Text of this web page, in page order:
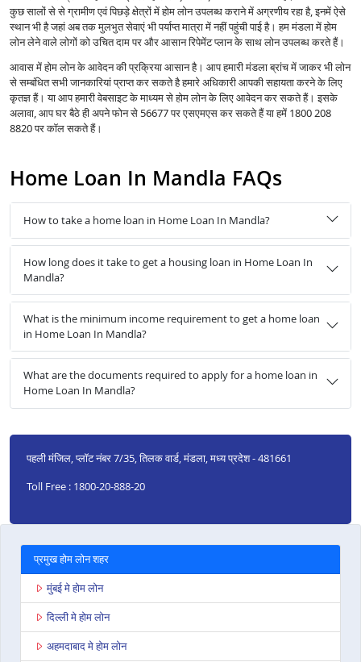
कुछ सालों से से ग्रामीण एवं पिछड़े क्षेत्रों में होम लोन उपलब्ध कराने में अग्रणीय रहा है, इनमें ऐसे
स्थान भी है जहां अब तक मुलभुत सेवाएं भी पर्याप्त मात्रा में नहीं पहुंची पाई है। हम मंडला में होम
लोन लेने वाले लोगों को उचित दाम पर और आसान रिपेमेंट प्लान के साथ लोन उपलब्ध करते हैं।
आवास में होम लोन के आवेदन की प्रक्रिया आसान है। आप हमारी मंडला ब्रांच में जाकर भी लोन
से सम्बंधित सभी जानकारियां प्राप्त कर सकते है हमारे अधिकारी आपकी सहायता करने के लिए
कृतज्ञ हैं। या आप हमारी वेबसाइट के माध्यम से होम लोन के लिए आवेदन कर सकते हैं। इसके
अलावा, आप घर बैठे ही अपने फोन से 56677 पर एसएमएस कर सकते हैं या हमें 1800 208
8820 पर कॉल सकते हैं।
Home Loan In Mandla FAQs
How to take a home loan in Home Loan In Mandla?
How long does it take to get a housing loan in Home Loan In
Mandla?
What is the minimum income requirement to get a home loan
in Home Loan In Mandla?
What are the documents required to apply for a home loan in
Home Loan In Mandla?
पहली मंजिल, प्लॉट नंबर 7/35, तिलक वार्ड, मंडला, मध्य प्रदेश - 481661
Toll Free : 1800-20-888-20
प्रमुख होम लोन शहर
मुंबई मे होम लोन
दिल्ली मे होम लोन
अहमदाबाद मे होम लोन